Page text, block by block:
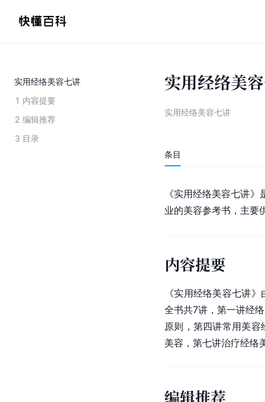
实用经络美容七讲
1 内容提要
2 编辑推荐
3 目录
实用经络美
实用经络美容七讲
条目
《实用经络美容七讲
业的美容参考书，主要
内容提要
《实用经络美容七讲》
全书共7讲，第一讲经
原则，第四讲常用美
美容，第七讲治疗经络
编辑推荐